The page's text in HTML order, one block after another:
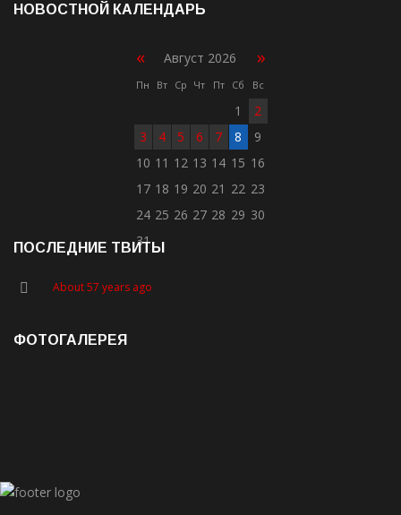
НОВОСТНОЙ КАЛЕНДАРЬ
« Август 2026 »
Пн Вт Ср Чт Пт Сб Вс
1
2
3
4 5 6 7 8
9
10 11 12 13 14 15 16
17 18 19 20 21 22 23
24 25 26 27 28 29 30
31
ПОСЛЕДНИЕ ТВИТЫ
About 57 years ago
ФОТОГАЛЕРЕЯ